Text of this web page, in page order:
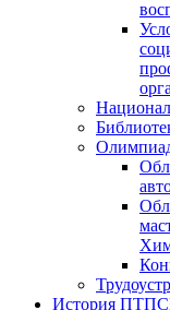
История